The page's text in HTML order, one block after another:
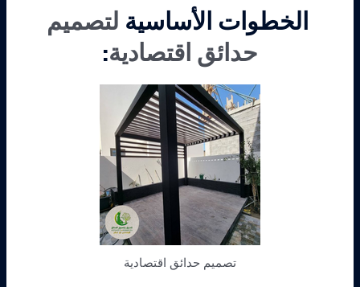
الخطوات الأساسية لتصميم
حدائق اقتصادية:
تصميم حدائق اقتصادية